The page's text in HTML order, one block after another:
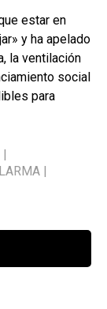
estar en
y ha apelado
la ventilación
social
para
|
|